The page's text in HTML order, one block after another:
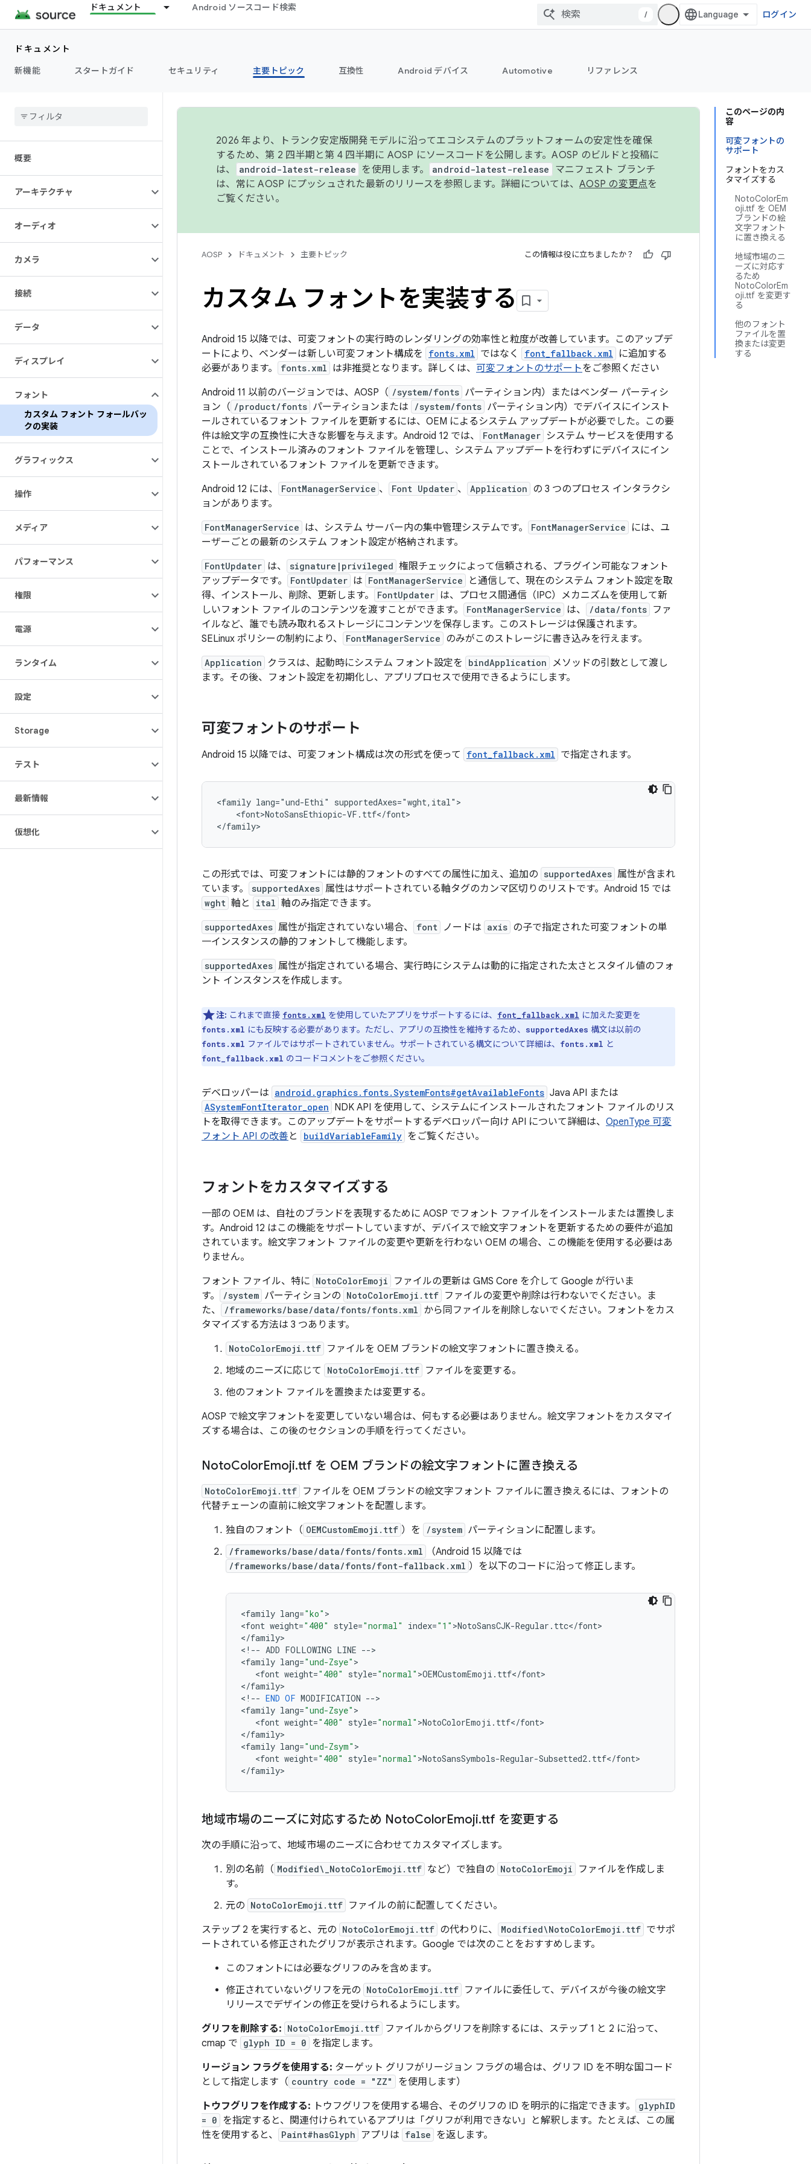
ドキュメント Android ソースコード検索
/ ログイン
ドキュメント
新機能
スタートガイド セキュリティ 主要トピック 互換性 Android デバイス Automotive リファレンス
概要
アーキテクチャ
オーディオ
カメラ
接続
データ
ディスプレイ
フォント
カスタム フォント フォールバッ
クの実装
グラフィックス
操作
メディア
パフォーマンス
権限
電源
ランタイム
設定
Storage
テスト
最新情報
仮想化
このページの内
容
可変フォントの
サポート
フォントをカス
タマイズする
NotoColorEm
oji.ttf を OEM
ブランドの絵
文字フォント
に置き換える
地域市場のニ
ーズに対応す
るため
NotoColorEm
oji.ttf を変更す
る
他のフォント
ファイルを置
換または変更
する
2026 年より、トランク安定版開発モデルに沿ってエコシステムのプラットフォームの安定性を確保
するため、第 2 四半期と第 4 四半期に AOSP にソースコードを公開します。AOSP のビルドと投稿に
は、
android-latest-release を使用します。 android-latest-release
マニフェスト ブランチ
は、常に AOSP にプッシュされた最新のリリースを参照します。詳細については、 AOSP の変更点を
ご覧ください。
AOSP ドキュメント 主要トピック この情報は役に立ちましたか？
カスタム フォントを実装する
Android 15 以降では、可変フォントの実行時のレンダリングの効率性と粒度が改善しています。このアップデ
ートにより、ベンダーは新しい可変フォント構成を
fonts.xml ではなく font_fallback.xml
に追加する
必要があります。
fonts.xml は非推奨となります。詳しくは、 可変フォントのサポートをご参照ください
Android 11 以前のバージョンでは、AOSP（ /system/fonts パーティション内）またはベンダー パーティシ
ョン（ /product/fonts パーティションまたは /system/fonts パーティション内）でデバイスにインスト
ールされているフォント ファイルを更新するには、OEM によるシステム アップデートが必要でした。この要
件は絵文字の互換性に大きな影響を与えます。Android 12 では、
FontManager システム サービスを使用する
ことで、インストール済みのフォント ファイルを管理し、システム アップデートを行わずにデバイスにイン
ストールされているフォント ファイルを更新できます。
Android 12 には、
FontManagerService 、 Font Updater 、 Application の 3 つのプロセス インタラクシ
ョンがあります。
FontManagerService は、システム サーバー内の集中管理システムです。 FontManagerService
には、ユ
ーザーごとの最新のシステム フォント設定が格納されます。
FontUpdater は、 signature|privileged 権限チェックによって信頼される、プラグイン可能なフォント
アップデータです。
FontUpdater は FontManagerService
と通信して、現在のシステム フォント設定を取
得、インストール、削除、更新します。
FontUpdater は、プロセス間通信（IPC）メカニズムを使用して新
しいフォント ファイルのコンテンツを渡すことができます。
FontManagerService は、 /data/fonts ファ
イルなど、誰でも読み取れるストレージにコンテンツを保存します。このストレージは保護されます。
SELinux ポリシーの制約により、
FontManagerService のみがこのストレージに書き込みを行えます。
Application クラスは、起動時にシステム フォント設定を bindApplication
メソッドの引数として渡し
ます。その後、フォント設定を初期化し、アプリプロセスで使用できるようにします。
可変フォントのサポート
Android 15 以降では、可変フォント構成は次の形式を使って font_fallback.xml で指定されます。
<family lang="und-Ethi" supportedAxes="wght,ital">
    <font>NotoSansEthiopic-VF.ttf</font>
この形式では、可変フォントには静的フォントのすべての属性に加え、追加の supportedAxes 属性が含まれ
ています。
supportedAxes 属性はサポートされている軸タグのカンマ区切りのリストです。Android 15 では
wght 軸と ital 軸のみ指定できます。
supportedAxes 属性が指定されていない場合、 font ノードは axis の子で指定された可変フォントの単
一インスタンスの静的フォントして機能します。
supportedAxes 属性が指定されている場合、実行時にシステムは動的に指定された太さとスタイル値のフォ
ント インスタンスを作成します。
注: これまで直接 fonts.xml を使用していたアプリをサポートするには、 font_fallback.xml に加えた変更を
fonts.xml にも反映する必要があります。ただし、アプリの互換性を維持するため、 supportedAxes 構文は以前の
fonts.xml ファイルではサポートされていません。サポートされている構文について詳細は、 fonts.xml と
font_fallback.xml のコードコメントをご参照ください。
デベロッパーは android.graphics.fonts.SystemFonts#getAvailableFonts Java API または
ASystemFontIterator_open NDK API を使用して、システムにインストールされたフォント ファイルのリス
トを取得できます。このアップデートをサポートするデベロッパー向け API について詳細は、 OpenType 可変
フォント API の改善 と buildVariableFamily をご覧ください。
フォントをカスタマイズする
一部の OEM は、自社のブランドを表現するために AOSP でフォント ファイルをインストールまたは置換しま
す。Android 12 はこの機能をサポートしていますが、デバイスで絵文字フォントを更新するための要件が追加
されています。絵文字フォント ファイルの変更や更新を行わない OEM の場合、この機能を使用する必要はあ
りません。
フォント ファイル、特に NotoColorEmoji
ファイルの更新は GMS Core を介して Google が行いま
す。
/system パーティションの NotoColorEmoji.ttf ファイルの変更や削除は行わないでください。ま
た、
/frameworks/base/data/fonts/fonts.xml から同ファイルを削除しないでください。フォントをカス
タマイズする方法は 3 つあります。
NotoColorEmoji.ttf ファイルを OEM ブランドの絵文字フォントに置き換える。
地域のニーズに応じて
NotoColorEmoji.ttf ファイルを変更する。
他のフォント ファイルを置換または変更する。
AOSP で絵文字フォントを変更していない場合は、何もする必要はありません。絵文字フォントをカスタマイ
ズする場合は、この後のセクションの手順を行ってください。
NotoColorEmoji.ttf を OEM ブランドの絵文字フォントに置き換える
NotoColorEmoji.ttf ファイルを OEM ブランドの絵文字フォント ファイルに置き換えるには、フォントの
代替チェーンの直前に絵文字フォントを配置します。
独自のフォント（ OEMCustomEmoji.ttf ）を /system パーティションに配置します。
/frameworks/base/data/fonts/fonts.xml （Android 15 以降では
/frameworks/base/data/fonts/font-fallback.xml ）を以下のコードに沿って修正します。
<family lang="ko" >
<font weight="400" style="normal" index="1" >NotoSansCJK-Regular . ttc</font>
</family>
< ! -- ADD FOLLOWING LINE -->
<family lang="und-Zsye" >
   <
font weight="400" style="normal" >OEMCustomEmoji . ttf</font>
</family>
< ! -- END OF MODIFICATION -->
<family lang="und-Zsye" >
   <
font weight="400" style="normal" >NotoColorEmoji . ttf</font>
</family>
<family lang="und-Zsym" >
   <
font weight="400" style="normal" >NotoSansSymbols-Regular-Subsetted2. ttf</font>
</family
地域市場のニーズに対応するため NotoColorEmoji.ttf を変更する
次の手順に沿って、地域市場のニーズに合わせてカスタマイズします。
別の名前（ Modified\_NotoColorEmoji.ttf など）で独自の NotoColorEmoji
ファイルを作成しま
す。
元の NotoColorEmoji.ttf ファイルの前に配置してください。
ステップ 2 を実行すると、元の NotoColorEmoji.ttf の代わりに、 Modified\NotoColorEmoji.ttf でサポ
ートされている修正されたグリフが表示されます。Google では次のことをおすすめします。
このフォントには必要なグリフのみを含めます。
修正されていないグリフを元の NotoColorEmoji.ttf ファイルに委任して、デバイスが今後の絵文字
リリースでデザインの修正を受けられるようにします。
グリフを削除する: NotoColorEmoji.ttf ファイルからグリフを削除するには、ステップ 1 と 2 に沿って、
cmap で glyph ID = 0 を指定します。
リージョン フラグを使用する: ターゲット グリフがリージョン フラグの場合は、グリフ ID を不明な国コード
として指定します（ country code = "ZZ"
を使用します）
トウフグリフを作成する: トウフグリフを使用する場合、そのグリフの ID を明示的に指定できます。
glyphID
= 0 を指定すると、関連付けられているアプリは「グリフが利用できない」と解釈します。たとえば、この属
性を使用すると、
Paint#hasGlyph アプリは false を返します。